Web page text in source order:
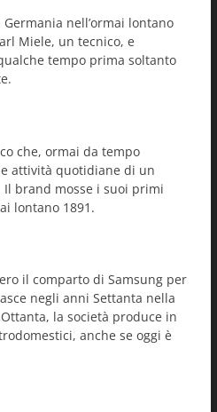
nell’ormai lontano
Miele, un tecnico, e
tempo prima soltanto
che, ormai da tempo
attività quotidiane di un
brand mosse i suoi primi
lontano 1891.
il comparto di Samsung per
negli anni Settanta nella
la società produce in
anche se oggi è